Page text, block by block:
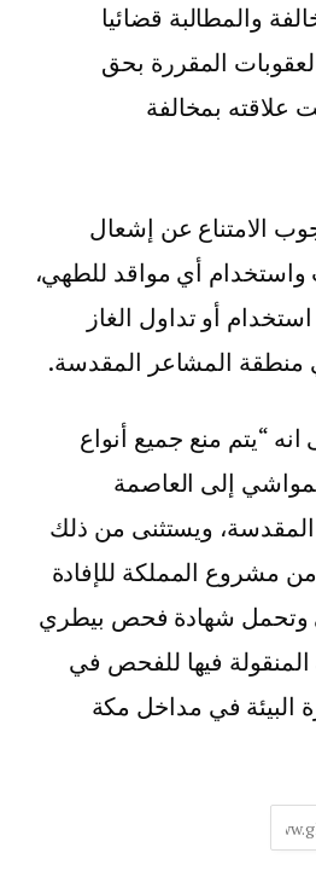
والمطالبة قضائيا
المقررة بحق
علاقته بمخالفة
الامتناع عن إشعال
أي مواقد للطهي،
أو تداول الغاز
منطقة المشاعر المقدسة.
“يتم منع جميع أنواع
إلى العاصمة
ويستثنى من ذلك
مشروع المملكة للإفادة
وتحمل شهادة فحص بيطري
فيها للفحص في
البيئة في مداخل مكة